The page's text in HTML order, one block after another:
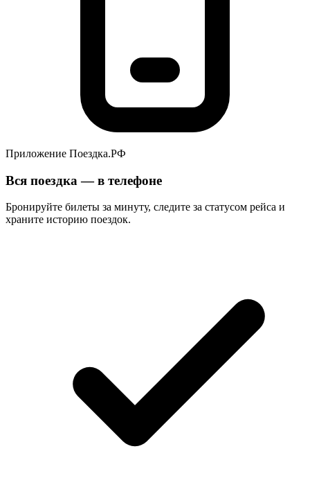
Приложение Поездка.РФ
Вся поездка — в телефоне
Бронируйте билеты за минуту, следите за статусом рейса и
храните историю поездок.